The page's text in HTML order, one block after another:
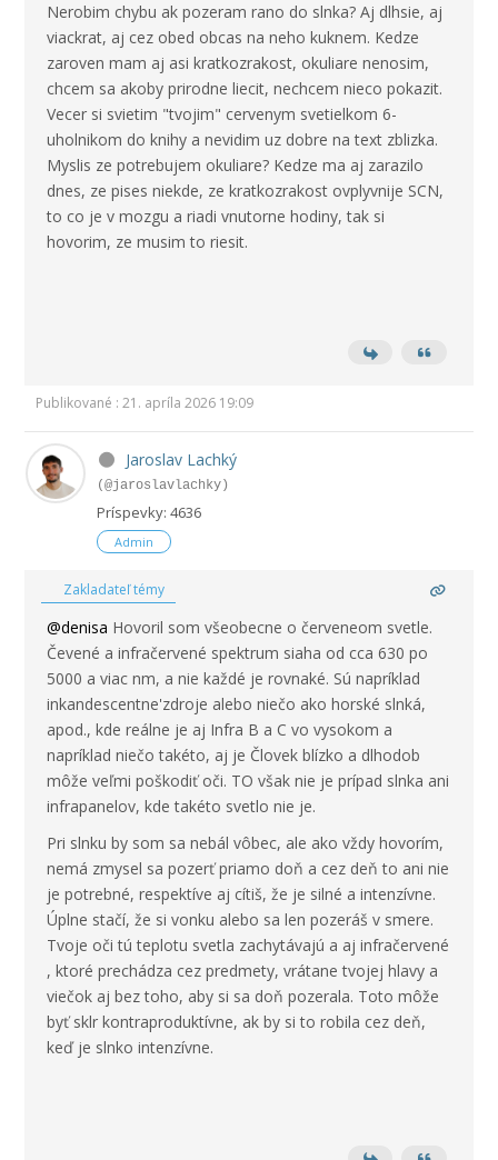
Nerobim chybu ak pozeram rano do slnka? Aj dlhsie, aj
viackrat, aj cez obed obcas na neho kuknem. Kedze
zaroven mam aj asi kratkozrakost, okuliare nenosim,
chcem sa akoby prirodne liecit, nechcem nieco pokazit.
Vecer si svietim "tvojim" cervenym svetielkom 6-
uholnikom do knihy a nevidim uz dobre na text zblizka.
Myslis ze potrebujem okuliare? Kedze ma aj zarazilo
dnes, ze pises niekde, ze kratkozrakost ovplyvnije SCN,
to co je v mozgu a riadi vnutorne hodiny, tak si
hovorim, ze musim to riesit.
Publikované : 21. apríla 2026 19:09
Jaroslav Lachký
(@jaroslavlachky)
Príspevky: 4636
Admin
Zakladateľ témy
@denisa Hovoril som všeobecne o červeneom svetle.
Čevené a infračervené spektrum siaha od cca 630 po
5000 a viac nm, a nie každé je rovnaké. Sú napríklad
inkandescentne'zdroje alebo niečo ako horské slnká,
apod., kde reálne je aj Infra B a C vo vysokom a
napríklad niečo takéto, aj je Človek blízko a dlhodob
môže veľmi poškodiť oči. TO však nie je prípad slnka ani
infrapanelov, kde takéto svetlo nie je.
Pri slnku by som sa nebál vôbec, ale ako vždy hovorím,
nemá zmysel sa pozerť priamo doň a cez deň to ani nie
je potrebné, respektíve aj cítiš, že je silné a intenzívne.
Úplne stačí, že si vonku alebo sa len pozeráš v smere.
Tvoje oči tú teplotu svetla zachytávajú a aj infračervené
, ktoré prechádza cez predmety, vrátane tvojej hlavy a
viečok aj bez toho, aby si sa doň pozerala. Toto môže
byť sklr kontraproduktívne, ak by si to robila cez deň,
keď je slnko intenzívne.